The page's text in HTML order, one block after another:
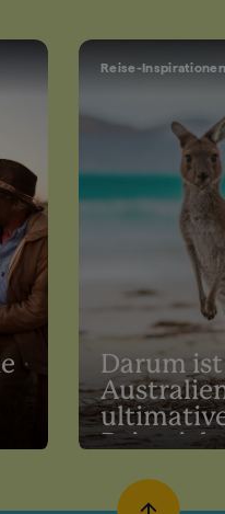
Reise-
Darum ist
Reiseziel